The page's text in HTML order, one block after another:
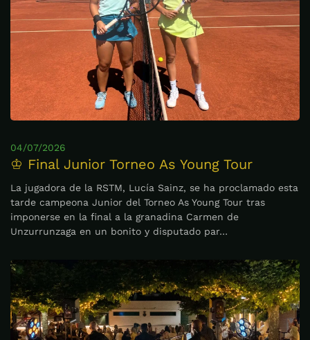
04/07/2026
♔ Final Junior Torneo As Young Tour
La jugadora de la RSTM, Lucía Sainz, se ha proclamado esta
tarde campeona Junior del Torneo As Young Tour tras
imponerse en la final a la granadina Carmen de
Unzurrunzaga en un bonito y disputado par…